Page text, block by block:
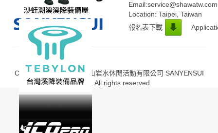
Email:service@shawatw.com
Location: Taipei, Taiwan
報名表下載
Copyright © 2013-2020 山岩水休閒活動有限公司 SANYENSUI
Co., Ltd. All rights reserved.